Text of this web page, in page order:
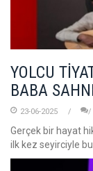
YOLCU
BABA
23-06-2025
Gerçek bir hayat
ilk kez seyirciyle